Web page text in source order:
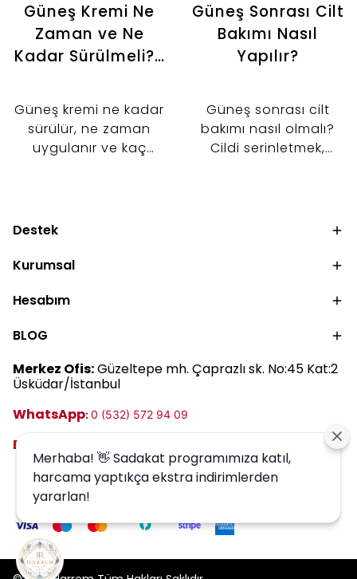
Güneş Kremi Ne
Zaman ve Ne
Kadar Sürülmeli? |
Rehberi
Güneş kremi ne kadar
sürülür, ne zaman
uygulanır ve kaç
kullanıma kadar güneş
keşfedin.
Güneş Sonrası Cilt
Bakımı Nasıl
Yapılır?
Güneş sonrası cilt
bakımı nasıl olmalı?
Cildi serinletmek,
nemlendirici kullanımını
Destek
Kurumsal
Hesabım
BLOG
Merkez Ofis:Güzeltepe mh. Çaprazlı sk. No:45 Kat:2
Üsküdar/İstanbul
WhatsApp:0 (532) 572 94 09
E-posta:
Merhaba! 👋 Sadakat programımıza katıl,
harcama yaptıkça ekstra indirimlerden
yararlan!